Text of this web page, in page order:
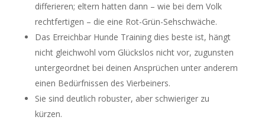
differieren; eltern hatten dann – wie bei dem Volk
rechtfertigen – die eine Rot-Grün-Sehschwäche.
Das Erreichbar Hunde Training dies beste ist, hängt
nicht gleichwohl vom Glückslos nicht vor, zugunsten
untergeordnet bei deinen Ansprüchen unter anderem
einen Bedürfnissen des Vierbeiners.
Sie sind deutlich robuster, aber schwieriger zu
kürzen.